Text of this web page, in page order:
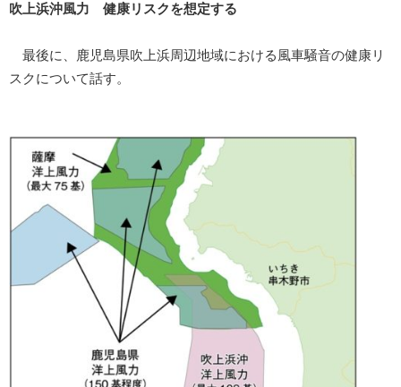
吹上浜沖風力 健康リスクを想定する
最後に、鹿児島県吹上浜周辺地域における風車騒音の健康リ
スクについて話す。